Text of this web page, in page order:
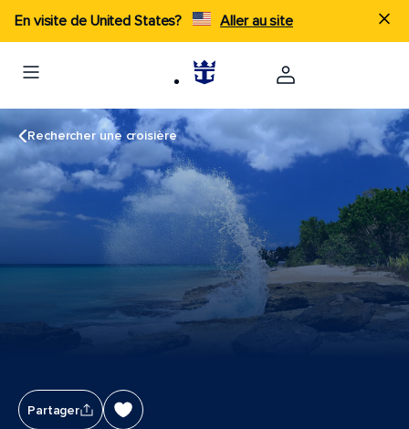
En visite de United States? Aller au site
Rechercher une croisière
Partager